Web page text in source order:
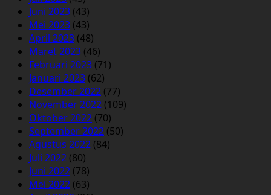
Juni 2023 (43)
Mei 2023 (43)
April 2023 (48)
Maret 2023 (46)
Februari 2023 (71)
Januari 2023 (62)
Desember 2022 (77)
November 2022 (109)
Oktober 2022 (70)
September 2022 (50)
Agustus 2022 (84)
Juli 2022 (80)
Juni 2022 (78)
Mei 2022 (63)